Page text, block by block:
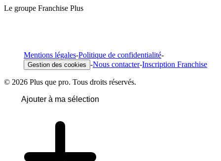
Le groupe Franchise Plus
Mentions légales-Politique de confidentialité-
Gestion des cookies -Nous contacter-Inscription Franchise
© 2026 Plus que pro. Tous droits réservés.
Ajouter à ma sélection